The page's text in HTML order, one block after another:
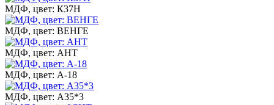
МДФ, цвет: К37Н
МДФ, цвет: ВЕНГЕ
МДФ, цвет: АНТ
МДФ, цвет: А-18
МДФ, цвет: А35*3